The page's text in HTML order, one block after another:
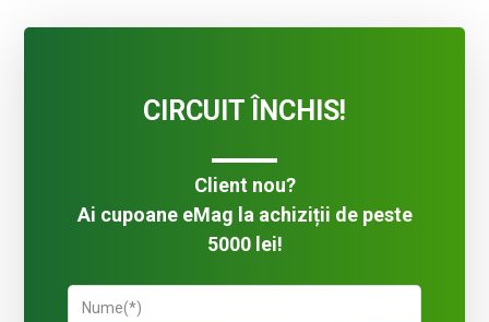
CIRCUIT ÎNCHIS!
Client nou?
Ai cupoane eMag la achiziții de peste
5000 lei!